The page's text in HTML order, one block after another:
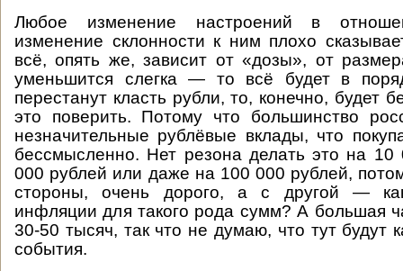
Любое изменение настроений в
изменение склонности к ним плохо
всё, опять же, зависит от «дозы», от
уменьшится слегка — то всё будет в
перестанут класть рубли, то, конечно, будет
это поверить. Потому что большинство
незначительные рублёвые вклады, что
бессмысленно. Нет резона делать это на
000 рублей или даже на 100 000 рублей,
стороны, очень дорого, а с другой —
инфляции для такого рода сумм? А большая
30-50 тысяч, так что не думаю, что тут будут
события.